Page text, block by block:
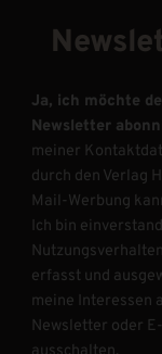
Ja, ich möchte
Newsletter
meiner
durch den Verlag
Mail-Werbung
Ich bin
erfasst und
meine Interessen
Newsletter oder